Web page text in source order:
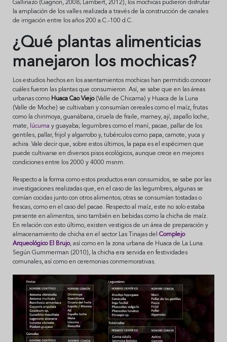
Gallinazo (Gagnon, 2008; Lambert, 2012), los mochicas pudieron disfrutar
la ampliación de los valles realizada a través de la construcción de canales
de irrigación entre los años 200 a.C.-100 d.C.
¿Qué plantas alimenticias
manejaron los mochicas?
Los estudios hechos en los asentamientos mochicas han permitido conocer
cuáles fueron las plantas que consumieron. Así, se sabe que en las áreas
urbanas como Huaca Cao Viejo(Valle de Chicama) y Huaca de la Luna
(Valle de Moche) se cultivaban y consumían cereales como el maíz, frutas
como la chirimoya, guanábana, ciruela de fraile, mamey, ají, zapallo loche,
mate, lúcuma y guayaba; legumbres como el maní, pacae, pallar de los
gentiles, pallar, frijol y algarrobo y, tubérculos como papa, camote, yuca y
achira. Vale decir que, sobre estos últimos, la papa es el espécimen que
puede cultivarse en diversos pisos ecológicos, aunque crece en mejores
condiciones entre los 2000 y 4000 msnm.
Respecto a la forma como estos productos eran consumidos, se sabe por las
investigaciones realizadas que, en el caso de las legumbres, algunas se
comían cocidas junto con otros alimentos; otras se consumían tostadas o
frescas, como en el caso del pacae. Respecto al maíz, este no solo estaba
presente en alimentos, sino también en bebidas como la chicha de maíz.
En relación con esto último, existen vestigios de un área de preparación y
almacenamiento de chicha en el sector Las Tinajas delComplejo
Arqueológico El Brujo, así como en la zona urbana de Huaca de La Luna.
Según Gummerman (2010), la chicha era servida en festividades
comunales, así como en ceremonias conmemorativas.